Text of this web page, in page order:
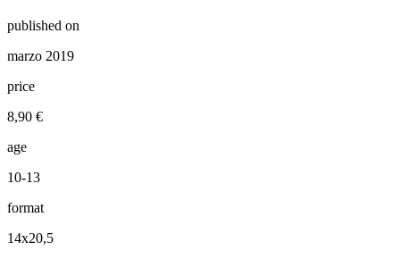
published on
marzo 2019
price
8,90 €
age
10-13
format
14x20,5